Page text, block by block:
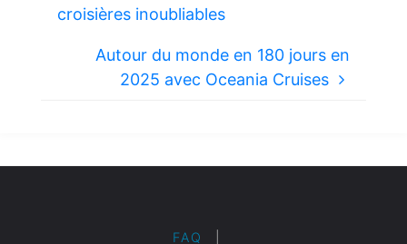
croisières inoubliables
Autour du monde en 180 jours en
2025 avec Oceania Cruises
FAQ